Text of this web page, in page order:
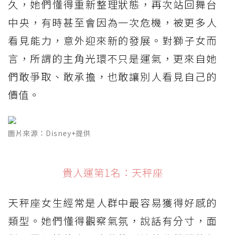
久，她們懂得重新整理狀態，再次站回舞台
中央，有時甚至會因為一次危機，被更多人
看見能力，意外迎來新的發展。對獅子女而
言，所謂的主角光環不只是運氣，更來自她
們敢爭取、敢承擔，也敢讓別人看見自己的
價值。
圖片來源：Disney+提供
貴人運第1名：天秤座
天秤座女生經常是人群中最容易獲得好感的
類型。她們懂得觀察氣氛，說話有分寸，面